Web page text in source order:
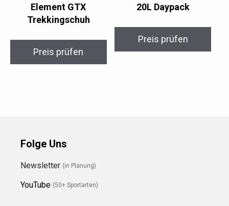
Element GTX
Trekkingschuh
Preis prüfen
20L Daypack
Preis prüfen
Folge Uns
Newsletter (in Planung)
YouTube (50+ Sportarten)